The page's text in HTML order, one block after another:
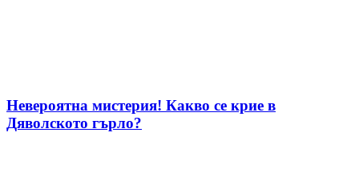
Невероятна мистерия! Какво се крие в
Дяволското гърло?